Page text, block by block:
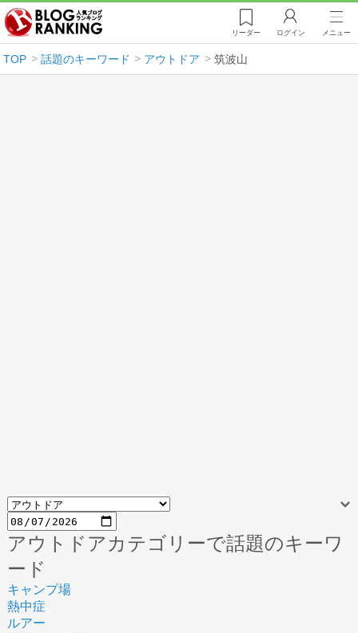
リーダー ログイン メニュー
TOP 話題のキーワード アウトドア 筑波山
アウトドアカテゴリーで話題のキーワ
ード
キャンプ場
熱中症
ルアー